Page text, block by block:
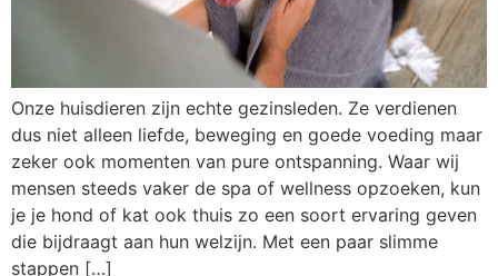
Onze huisdieren zijn echte gezinsleden. Ze verdienen
dus niet alleen liefde, beweging en goede voeding maar
zeker ook momenten van pure ontspanning. Waar wij
mensen steeds vaker de spa of wellness opzoeken, kun
je je hond of kat ook thuis zo een soort ervaring geven
die bijdraagt aan hun welzijn. Met een paar slimme
stappen […]